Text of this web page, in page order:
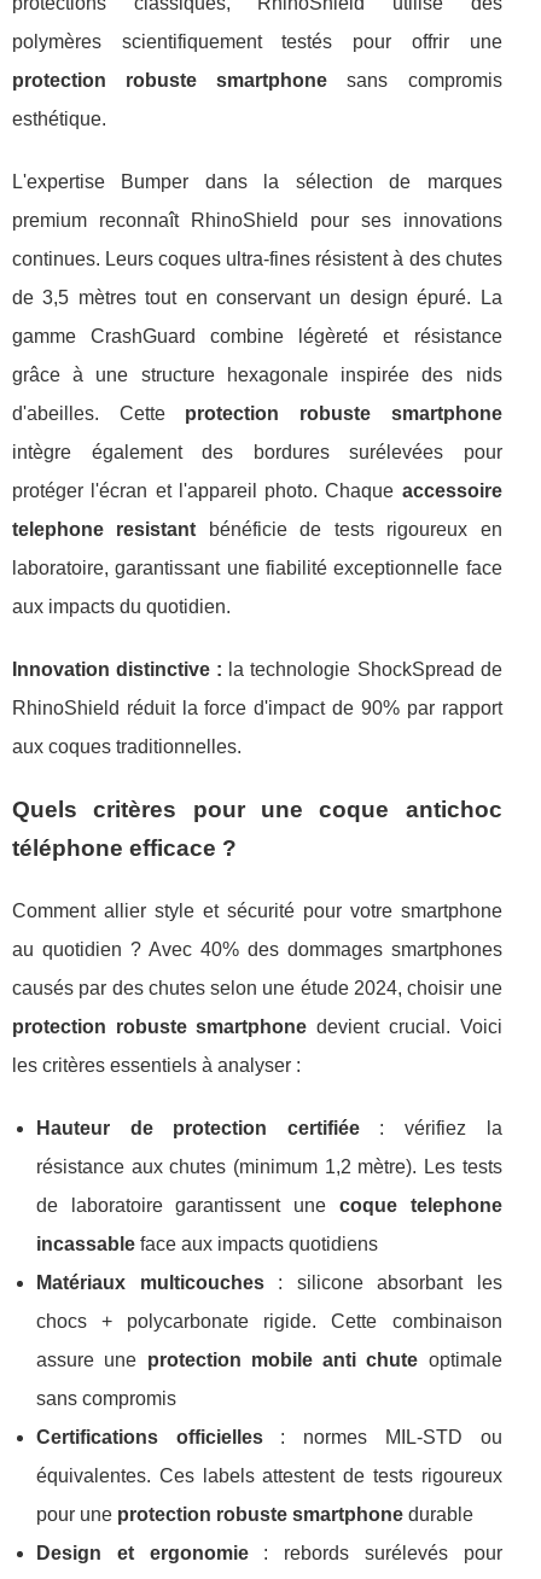
polymères scientifiquement testés pour offrir une
protection robuste smartphone sans compromis
esthétique.
L'expertise Bumper dans la sélection de marques
premium reconnaît RhinoShield pour ses innovations
continues. Leurs coques ultra-fines résistent à des chutes
de 3,5 mètres tout en conservant un design épuré. La
gamme CrashGuard combine légèreté et résistance
grâce à une structure hexagonale inspirée des nids
d'abeilles. Cette protection robuste smartphone
intègre également des bordures surélevées pour
protéger l'écran et l'appareil photo. Chaque accessoire
telephone resistant bénéficie de tests rigoureux en
laboratoire, garantissant une fiabilité exceptionnelle face
aux impacts du quotidien.
Innovation distinctive : la technologie ShockSpread de
RhinoShield réduit la force d'impact de 90% par rapport
aux coques traditionnelles.
Quels critères pour une coque antichoc
téléphone efficace ?
Comment allier style et sécurité pour votre smartphone
au quotidien ? Avec 40% des dommages smartphones
causés par des chutes selon une étude 2024, choisir une
protection robuste smartphone devient crucial. Voici
les critères essentiels à analyser :
Hauteur de protection certifiée: vérifiez la
résistance aux chutes (minimum 1,2 mètre). Les tests
de laboratoire garantissent une coque telephone
incassable face aux impacts quotidiens
Matériaux multicouches: silicone absorbant les
chocs + polycarbonate rigide. Cette combinaison
assure une protection mobile anti chute optimale
sans compromis
Certifications officielles: normes MIL-STD ou
équivalentes. Ces labels attestent de tests rigoureux
pour une protection robuste smartphone durable
Design et ergonomie: rebords surélevés pour